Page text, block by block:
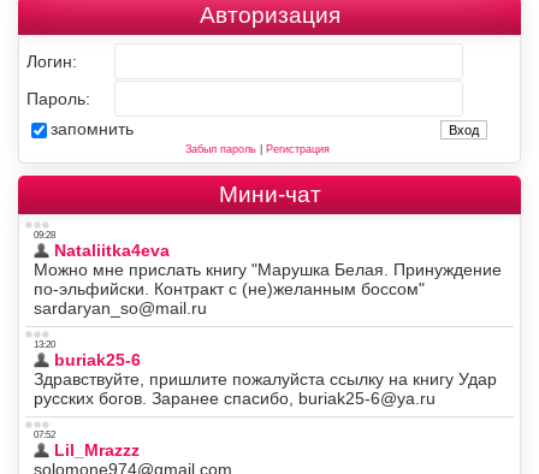
Авторизация
Логин:
Пароль:
запомнить
Забыл пароль| Регистрация
Мини-чат